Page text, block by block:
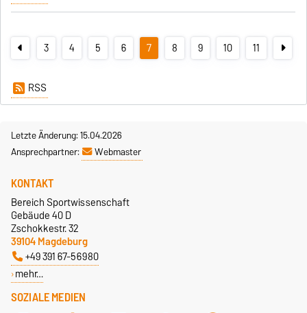
3 4 5 6 7 8 9 10 11
RSS
Letzte Änderung: 15.04.2026
Ansprechpartner:
Webmaster
SOZIALE MEDIEN
KONTAKT
Bereich Sportwissenschaft
Gebäude 40 D
Zschokkestr. 32
39104 Magdeburg
+49 391 67-56980
mehr…